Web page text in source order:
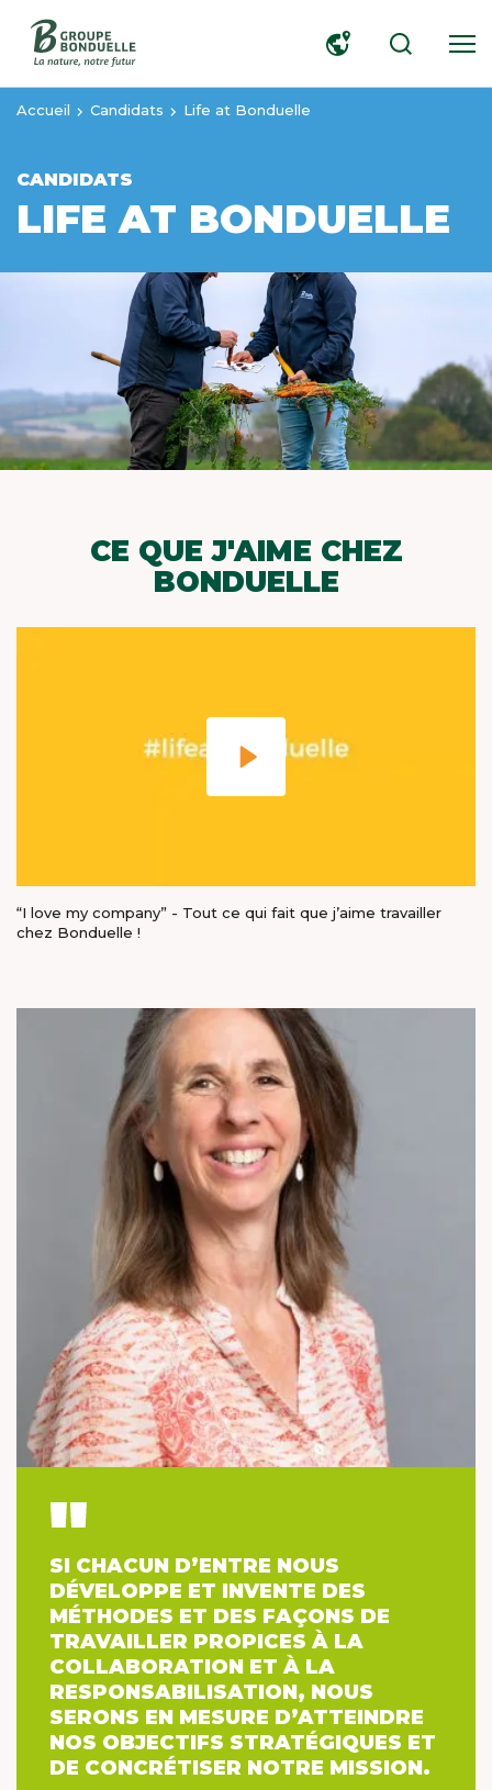
Accueil Candidats Life at Bonduelle
CANDIDATS
LIFE AT BONDUELLE
CE QUE J'AIME CHEZ
BONDUELLE
“I love my company” - Tout ce qui fait que j’aime travailler
chez Bonduelle !
SI CHACUN D’ENTRE NOUS
DÉVELOPPE ET INVENTE DES
MÉTHODES ET DES FAÇONS DE
TRAVAILLER PROPICES À LA
COLLABORATION ET À LA
RESPONSABILISATION, NOUS
SERONS EN MESURE D’ATTEINDRE
NOS OBJECTIFS STRATÉGIQUES ET
DE CONCRÉTISER NOTRE MISSION.